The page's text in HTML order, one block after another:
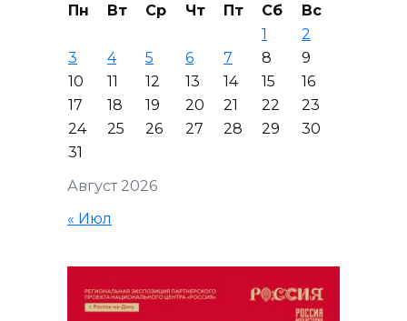
Август 2026
Пн Вт Ср Чт Пт Сб
Вс
1
2
3
4 5 6 7 8
9
10
11 12 13 14 15
16
17
18 19 20 21 22
23
24
25 26 27 28 29
30
31
« Июл